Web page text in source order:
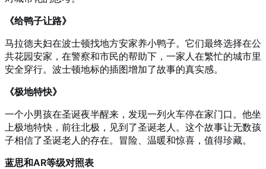
《给鸭子让路》
马拉德夫妇在波士顿找地方安家养小鸭子。它们最终选择在公
共花园安家，在警察和市民的帮助下，一家人在繁忙的城市里
安全穿行。波士顿地标的插图增加了故事的真实感。
《极地特快》
一个小男孩在圣诞夜半醒来，发现一列火车停在家门口。他坐
上极地特快，前往北极，见到了圣诞老人。这个故事让无数孩
子相信了圣诞老人的存在。冒险、温暖和惊喜，值得珍藏。
蓝思和AR等级对照表